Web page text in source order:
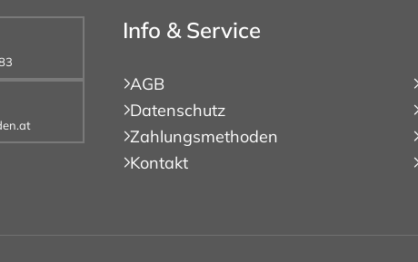
Info & Service
AGB
Datenschutz
Zahlungsmethoden
Kontakt